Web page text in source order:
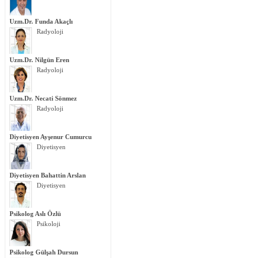
Uzm.Dr. Funda Akaçlı
Radyoloji
Uzm.Dr. Nilgün Eren
Radyoloji
Uzm.Dr. Necati Sönmez
Radyoloji
Diyetisyen Ayşenur Cumurcu
Diyetisyen
Diyetisyen Bahattin Arslan
Diyetisyen
Psikolog Aslı Özlü
Psikoloji
Psikolog Gülşah Dursun